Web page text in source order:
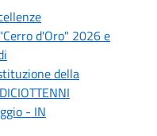
d'Oro" 2026 e
della
- IN